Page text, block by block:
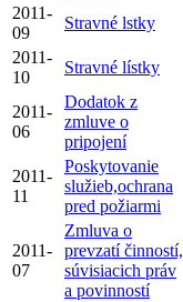
2011-
09
Stravné lstky
2011-
10
Stravné lístky
2011-
06
Dodatok z
zmluve o
pripojení
2011-
11
Poskytovanie
služieb,ochrana
pred požiarmi
2011-
07
Zmluva o
prevzatí činností,
súvisiacich práv
a povinností